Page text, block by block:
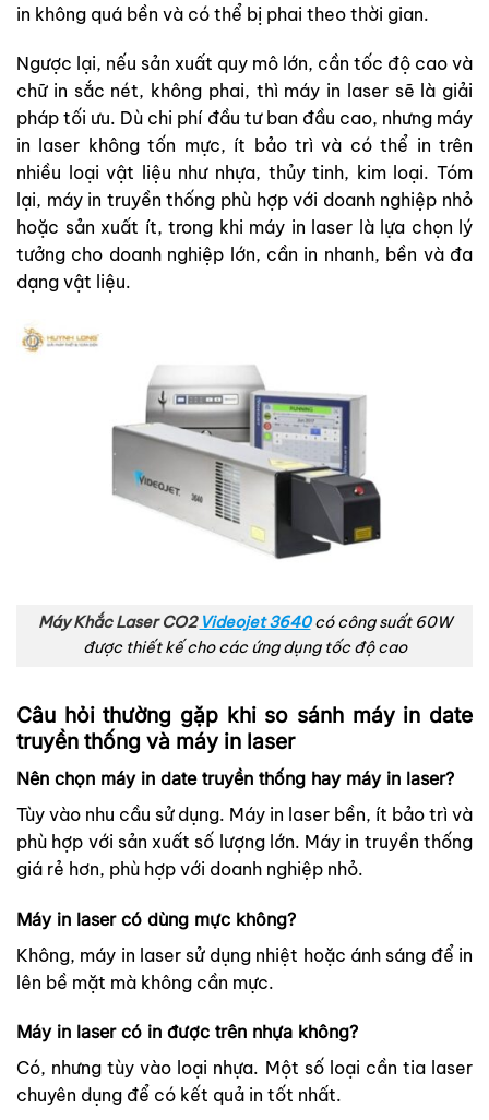
in không quá bền và có thể bị phai theo thời gian.
Ngược lại, nếu sản xuất quy mô lớn, cần tốc độ cao và
chữ in sắc nét, không phai, thì máy in laser sẽ là giải
pháp tối ưu. Dù chi phí đầu tư ban đầu cao, nhưng máy
in laser không tốn mực, ít bảo trì và có thể in trên
nhiều loại vật liệu như nhựa, thủy tinh, kim loại. Tóm
lại, máy in truyền thống phù hợp với doanh nghiệp nhỏ
hoặc sản xuất ít, trong khi máy in laser là lựa chọn lý
tưởng cho doanh nghiệp lớn, cần in nhanh, bền và đa
dạng vật liệu.
Máy Khắc Laser CO2 Videojet 3640có công suất 60W
được thiết kế cho các ứng dụng tốc độ cao
Câu hỏi thường gặp khi so sánh máy in date
truyền thống và máy in laser
Nên chọn máy in date truyền thống hay máy in laser?
Tùy vào nhu cầu sử dụng. Máy in laser bền, ít bảo trì và
phù hợp với sản xuất số lượng lớn. Máy in truyền thống
giá rẻ hơn, phù hợp với doanh nghiệp nhỏ.
Máy in laser có dùng mực không?
Không, máy in laser sử dụng nhiệt hoặc ánh sáng để in
lên bề mặt mà không cần mực.
Máy in laser có in được trên nhựa không?
Có, nhưng tùy vào loại nhựa. Một số loại cần tia laser
chuyên dụng để có kết quả in tốt nhất.